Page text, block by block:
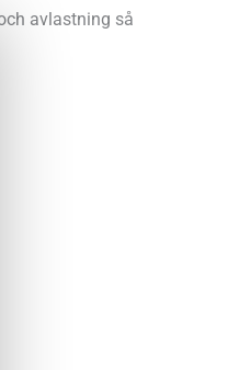
avlastning så